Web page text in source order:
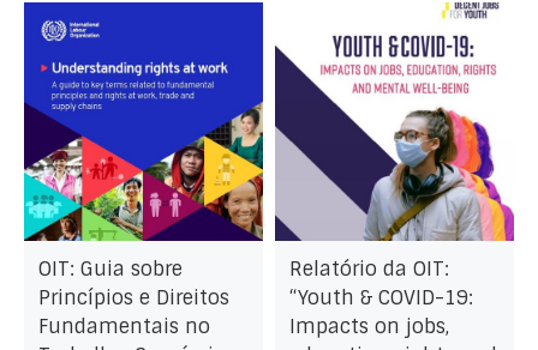
OIT: Guia sobre
Princípios e Direitos
Fundamentais no
Relatório da OIT:
“Youth & COVID-19:
Impacts on jobs,